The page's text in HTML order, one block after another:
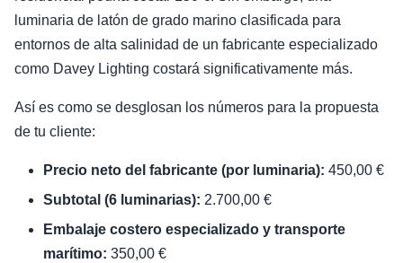
luminaria de latón de grado marino clasificada para
entornos de alta salinidad de un fabricante especializado
como Davey Lighting costará significativamente más.
Así es como se desglosan los números para la propuesta
de tu cliente:
Precio neto del fabricante (por luminaria): 450,00 €
Subtotal (6 luminarias): 2.700,00 €
Embalaje costero especializado y transporte
marítimo: 350,00 €